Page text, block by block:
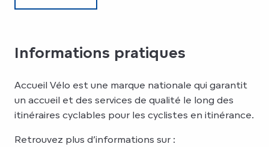
Informations pratiques
Accueil Vélo est une marque nationale qui garantit
un accueil et des services de qualité le long des
itinéraires cyclables pour les cyclistes en itinérance.
Retrouvez plus d’informations sur :